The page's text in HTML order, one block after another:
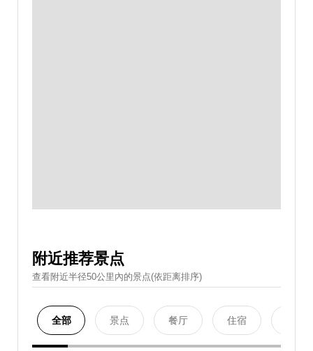
附近推荐景点
查看附近半径50公里內的景点(依距离排序)
全部 景点 餐厅 住宿